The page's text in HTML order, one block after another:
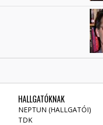
HALLGATÓKNAK
NEPTUN (HALLGATÓI)
TDK